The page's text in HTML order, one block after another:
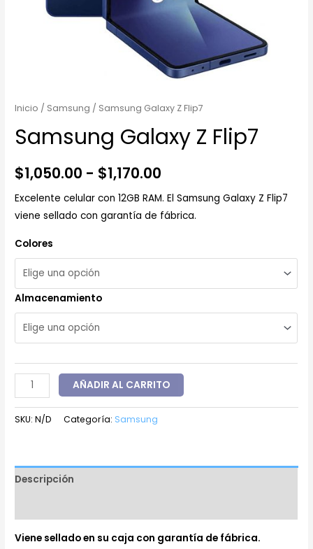
Inicio / Samsung / Samsung Galaxy Z Flip7
Samsung Galaxy Z Flip7
$1,050.00 - $1,170.00
Excelente celular con 12GB RAM. El Samsung Galaxy Z Flip7
viene sellado con garantía de fábrica.
Colores
Almacenamiento
AÑADIR AL CARRITO
SKU:N/D Categoría: Samsung
Descripción
Viene sellado en su caja con garantía de fábrica.